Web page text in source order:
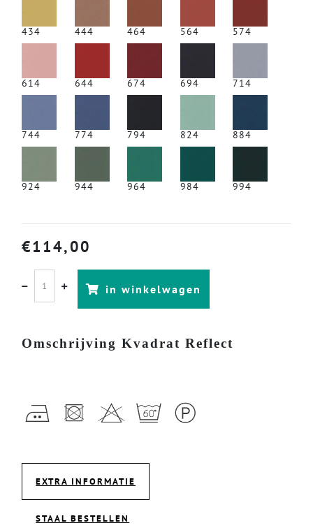
434 444 464 564 574
614 644 674 694 714
744 774 794 824 884
924 944 964 984 994
€114,00
in winkelwagen
Omschrijving Kvadrat Reflect
EXTRA INFORMATIE
STAAL BESTELLEN